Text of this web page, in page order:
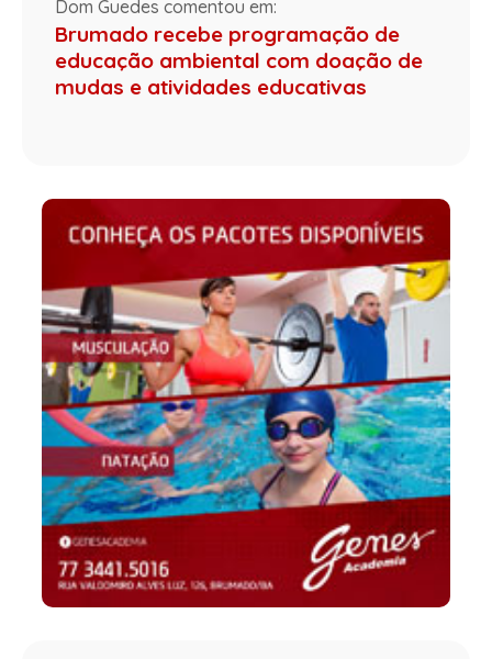
Dom Guedes comentou em:
Brumado recebe programação de
educação ambiental com doação de
mudas e atividades educativas